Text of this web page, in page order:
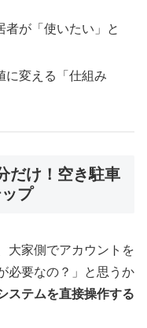
者が「使いたい」と
に変える「仕組み
だけ！空き駐車
プ
大家側でアカウントを
必要なの？」と思うか
ステムを直接操作する